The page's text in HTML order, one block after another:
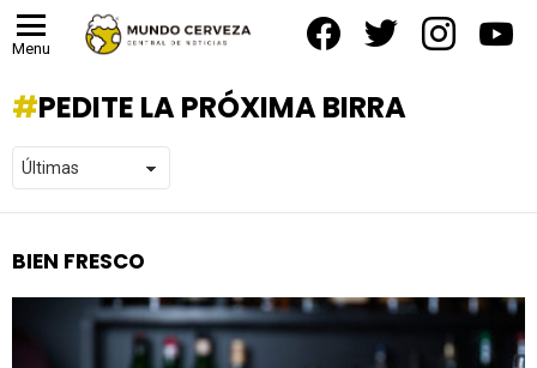
Menu
PEDITE LA PRÓXIMA BIRRA
BIEN FRESCO